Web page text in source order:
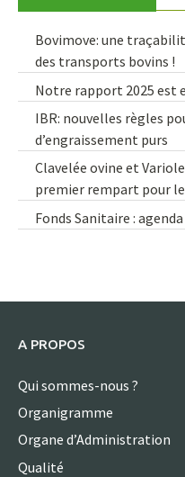
Bovimove: une
des transports bovins !
Notre rapport 2025 est
IBR: nouvelles règles
d’engraissement purs
Clavelée ovine et
premier rempart pour
Fonds Sanitaire :
A PROPOS
Qui sommes-nous ?
Organigramme
Organe d’Administration
Qualité